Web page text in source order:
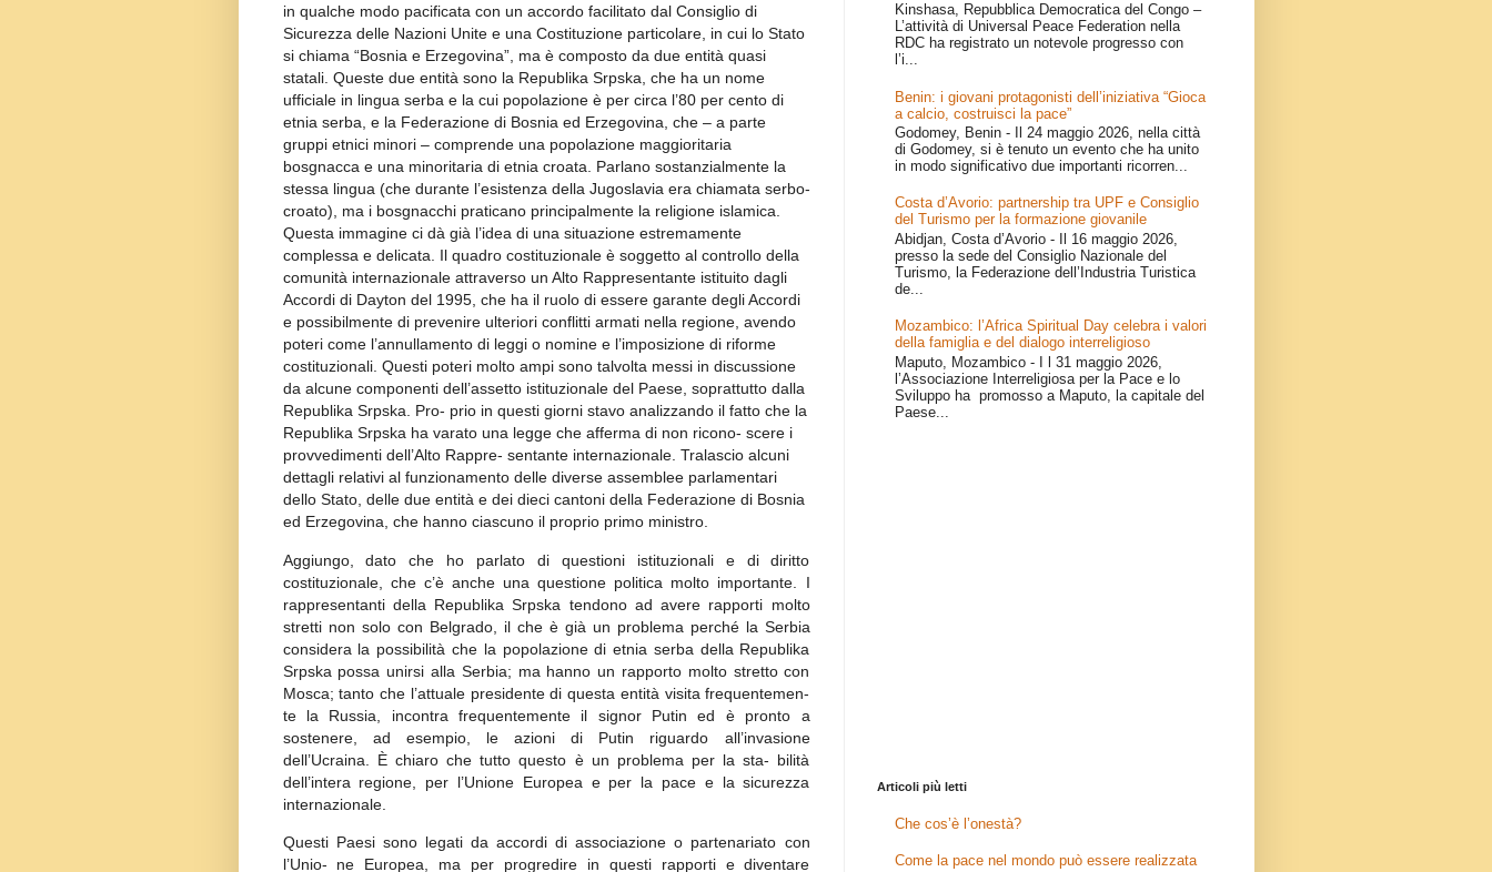
in qualche modo pacificata con un accordo facilitato dal Consiglio di
Sicurezza delle Nazioni Unite e una Costituzione particolare, in cui lo Stato
si chiama “Bosnia e Erzegovina”, ma è composto da due entità quasi
statali. Queste due entità sono la Republika Srpska, che ha un nome
ufficiale in lingua serba e la cui popolazione è per circa l’80 per cento di
etnia serba, e la Federazione di Bosnia ed Erzegovina, che – a parte
gruppi etnici minori – comprende una popolazione maggioritaria
bosgnacca e una minoritaria di etnia croata. Parlano sostanzialmente la
stessa lingua (che durante l’esistenza della Jugoslavia era chiamata serbo-
croato), ma i bosgnacchi praticano principalmente la religione islamica.
Questa immagine ci dà già l’idea di una situazione estremamente
complessa e delicata. Il quadro costituzionale è soggetto al controllo della
comunità internazionale attraverso un Alto Rappresentante istituito dagli
Accordi di Dayton del 1995, che ha il ruolo di essere garante degli Accordi
e possibilmente di prevenire ulteriori conflitti armati nella regione, avendo
poteri come l’annullamento di leggi o nomine e l’imposizione di riforme
costituzionali. Questi poteri molto ampi sono talvolta messi in discussione
da alcune componenti dell’assetto istituzionale del Paese, soprattutto dalla
Republika Srpska. Pro- prio in questi giorni stavo analizzando il fatto che la
Republika Srpska ha varato una legge che afferma di non ricono- scere i
provvedimenti dell’Alto Rappre- sentante internazionale. Tralascio alcuni
dettagli relativi al funzionamento delle diverse assemblee parlamentari
dello Stato, delle due entità e dei dieci cantoni della Federazione di Bosnia
ed Erzegovina, che hanno ciascuno il proprio primo ministro.
Aggiungo, dato che ho parlato di questioni istituzionali e di diritto
costituzionale, che c’è anche una questione politica molto importante. I
rappresentanti della Republika Srpska tendono ad avere rapporti molto
stretti non solo con Belgrado, il che è già un problema perché la Serbia
considera la possibilità che la popolazione di etnia serba della Republika
Srpska possa unirsi alla Serbia; ma hanno un rapporto molto stretto con
Mosca; tanto che l’attuale presidente di questa entità visita frequentemen-
te la Russia, incontra frequentemente il signor Putin ed è pronto a
sostenere, ad esempio, le azioni di Putin riguardo all’invasione
dell’Ucraina. È chiaro che tutto questo è un problema per la sta- bilità
dell’intera regione, per l’Unione Europea e per la pace e la sicurezza
internazionale.
Questi Paesi sono legati da accordi di associazione o partenariato con
l’Unio- ne Europea, ma per progredire in questi rapporti e diventare
Kinshasa, Repubblica Democratica del Congo –
L’attività di Universal Peace Federation nella
RDC ha registrato un notevole progresso con
l’i...
Benin: i giovani protagonisti dell’iniziativa “Gioca
a calcio, costruisci la pace”
Godomey, Benin - Il 24 maggio 2026, nella città
di Godomey, si è tenuto un evento che ha unito
in modo significativo due importanti ricorren...
Costa d’Avorio: partnership tra UPF e Consiglio
del Turismo per la formazione giovanile
Abidjan, Costa d’Avorio - Il 16 maggio 2026,
presso la sede del Consiglio Nazionale del
Turismo, la Federazione dell’Industria Turistica
de...
Mozambico: l’Africa Spiritual Day celebra i valori
della famiglia e del dialogo interreligioso
Maputo, Mozambico - I l 31 maggio 2026,
l’Associazione Interreligiosa per la Pace e lo
Sviluppo ha promosso a Maputo, la capitale del
Paese...
Articoli più letti
Che cos’è l’onestà?
Come la pace nel mondo può essere realizzata